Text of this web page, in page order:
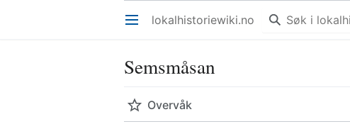
Åpne hovedmenyen lokalhistoriewiki.no
Semsmåsan
Overvåk